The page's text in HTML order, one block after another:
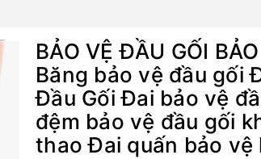
BẢO VỆ ĐẦU GỐI
Băng bảo vệ đầu gối
Đầu Gối Đai bảo vệ
đệm bảo vệ đầu gối
thao Đai quấn bảo vệ